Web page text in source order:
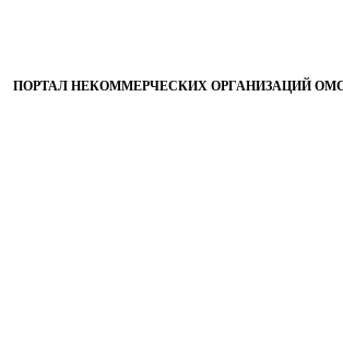
ПОРТАЛ НЕКОММЕРЧЕСКИХ ОРГАНИЗАЦИЙ